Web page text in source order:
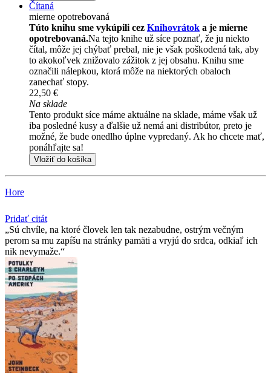
Čítaná
mierne opotrebovaná
Túto knihu sme vykúpili cez Knihovrátok a je mierne
opotrebovaná.Na tejto knihe už síce poznať, že ju niekto
čítal, môže jej chýbať prebal, nie je však poškodená tak, aby
to akokoľvek znižovalo zážitok z jej obsahu. Knihu sme
označili nálepkou, ktorá môže na niektorých obaloch
zanechať stopy.
22,50 €
Na sklade
Tento produkt síce máme aktuálne na sklade, máme však už
iba posledné kusy a ďalšie už nemá ani distribútor, preto je
možné, že bude onedlho úplne vypredaný. Ak ho chcete mať,
ponáhľajte sa!
Vložiť do košíka
Hore
Pridať citát
Sú chvíle, na ktoré človek len tak nezabudne, ostrým večným
perom sa mu zapíšu na stránky pamäti a vryjú do srdca, odkiaľ ich
nik nevymaže.